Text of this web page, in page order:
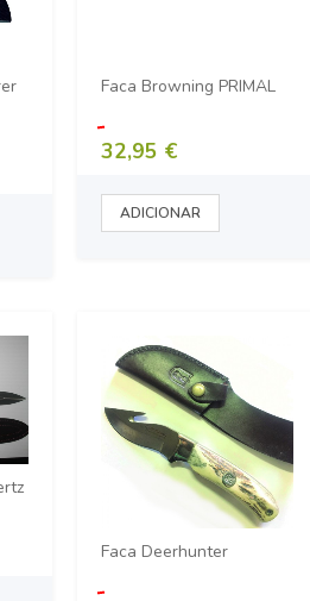
Faca Browning PRIMAL
32,95 €
Faca Deerhunter